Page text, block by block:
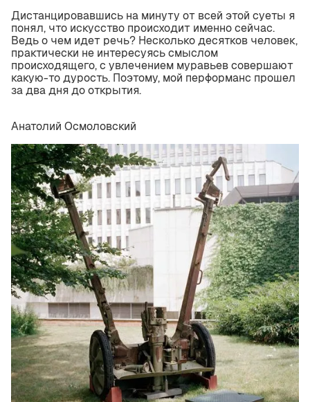
Дистанцировавшись на минуту от всей этой суеты я
понял, что искусство происходит именно сейчас.
Ведь о чем идет речь? Несколько десятков человек,
практически не интересуясь смыслом
происходящего, с увлечением муравьев совершают
какую-то дурость. Поэтому, мой перформанс прошел
за два дня до открытия.
Анатолий Осмоловский